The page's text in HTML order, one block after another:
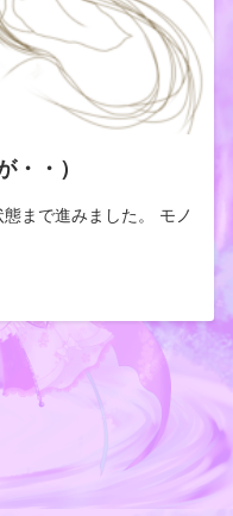
・・）
まで進みました。 モノ